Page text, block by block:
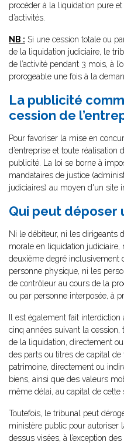
procéder à la liquidation pure
d’activités.
NB : Si une cession totale ou
de la liquidation judiciaire, le
de l’activité pendant 3 mois, à
prorogeable une fois à la
La publicité
cession de
Pour favoriser la mise en
d’entreprise et toute réalisation
publicité. La loi se borne à
mandataires de justice
judiciaires) au moyen d'un site
Qui peut déposer
Ni le débiteur, ni les dirigeants
morale en liquidation judiciaire,
deuxième degré inclusivement
personne physique, ni les
de contrôleur au cours de la
ou par personne interposée, à
Il est également fait
cinq années suivant la
de la liquidation, directement
des parts ou titres de capital
patrimoine, directement ou
biens, ainsi que des valeurs
même délai, au capital de cette
Toutefois, le tribunal peut
ministère public pour autoriser
dessus visées, à l’exception